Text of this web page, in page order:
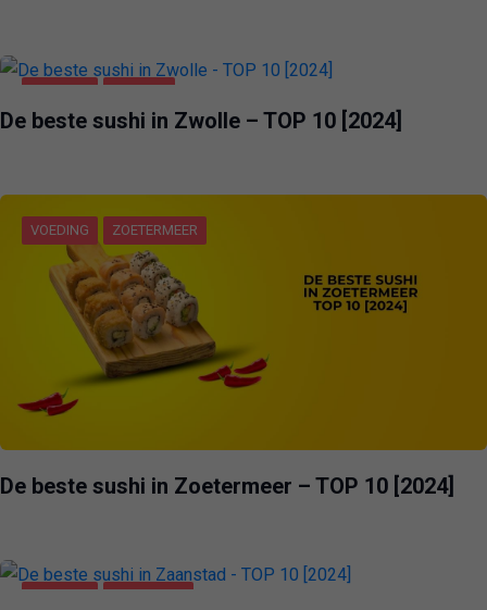
De beste sushi in Zwolle – TOP 10 [2024]
VOEDING ZOETERMEER
De beste sushi in Zoetermeer – TOP 10 [2024]
VOEDING ZAANSTAD